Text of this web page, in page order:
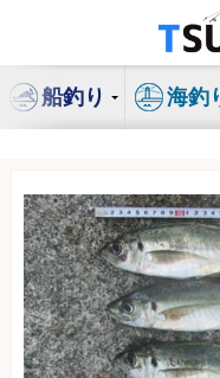
ン
船釣り 海釣